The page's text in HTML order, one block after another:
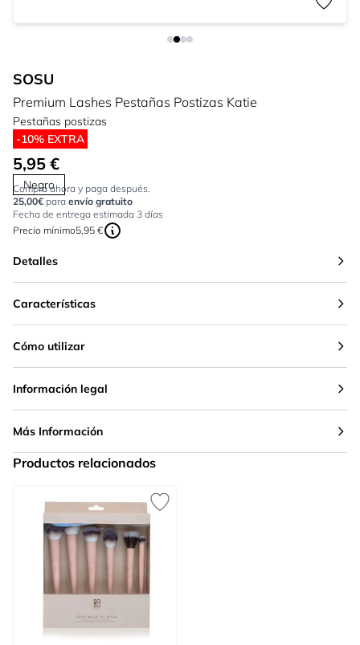
SOSU
Premium Lashes Pestañas Postizas Katie
Pestañas postizas
-10% EXTRA
5,95 €
Negro
Compra ahora y paga después.
25,00€ para envío gratuito
Fecha de entrega estimada 3 días
Precio mínimo5,95 €
Detalles
Características
Cómo utilizar
Información legal
Más Información
Productos relacionados